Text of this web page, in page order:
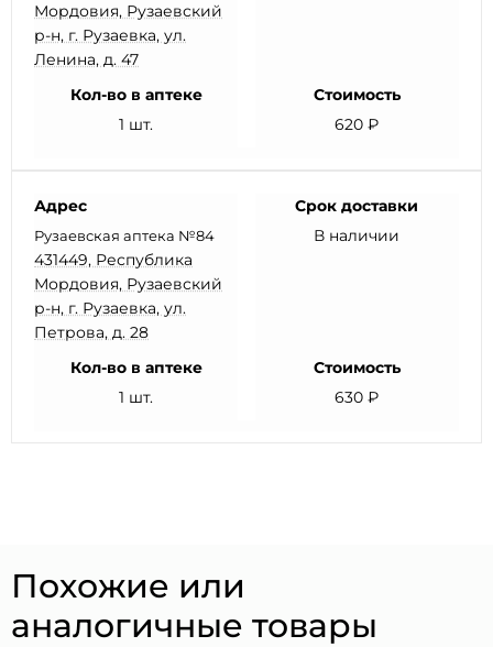
Мордовия, Рузаевский
р-н, г. Рузаевка, ул.
Ленина, д. 47
Кол-во в аптеке
1 шт.
Стоимость
620 ₽
Адрес
Рузаевская аптека №84
431449, Республика
Мордовия, Рузаевский
р-н, г. Рузаевка, ул.
Петрова, д. 28
Срок доставки
В наличии
Кол-во в аптеке
1 шт.
Стоимость
630 ₽
Похожие или
аналогичные товары